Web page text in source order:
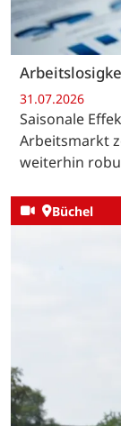
31.07.2026
Saisonale
Arbeitsmarkt
weiterhin
Büchel